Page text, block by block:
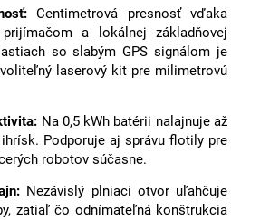
Centimetrová presnosť vďaka
a lokálnej základňovej
so slabým GPS signálom je
laserový kit pre milimetrovú
Na 0,5 kWh batérii nalajnuje až
Podporuje aj správu flotily pre
robotov súčasne.
Nezávislý plniaci otvor uľahčuje
zatiaľ čo odnímateľná konštrukcia